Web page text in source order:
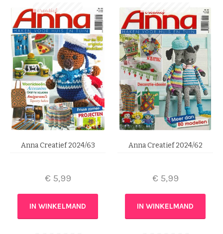
Anna Creatief 2024/63
€ 5,99
IN WINKELMAND
Anna Creatief 2024/62
€ 5,99
IN WINKELMAND